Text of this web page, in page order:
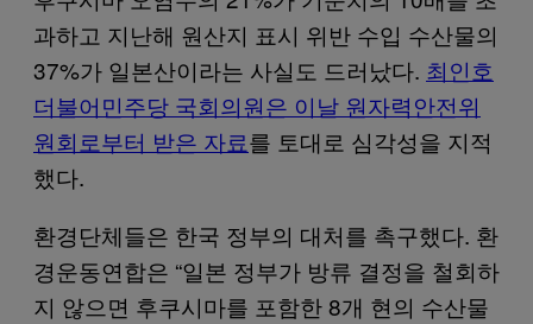
과하고 지난해 원산지 표시 위반 수입 수산물의
37%가 일본산이라는 사실도 드러났다. 최인호
더불어민주당 국회의원은 이날 원자력안전위
원회로부터 받은 자료를 토대로 심각성을 지적
했다.
환경단체들은 한국 정부의 대처를 촉구했다. 환
경운동연합은 “일본 정부가 방류 결정을 철회하
지 않으면 후쿠시마를 포함한 8개 현의 수산물